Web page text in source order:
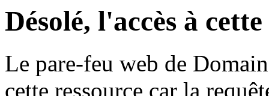
Désolé, l'accès à
Le pare-feu web de
cette ressource car la